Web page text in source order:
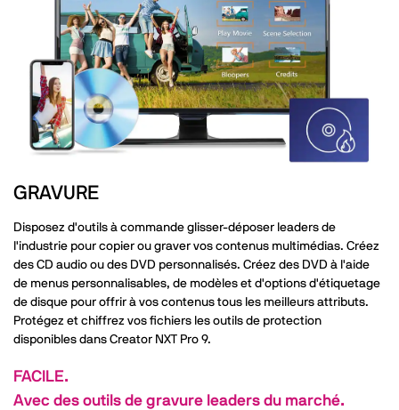
GRAVURE
Disposez d'outils à commande glisser-déposer leaders de
l'industrie pour copier ou graver vos contenus multimédias. Créez
des CD audio ou des DVD personnalisés. Créez des DVD à l'aide
de menus personnalisables, de modèles et d'options d'étiquetage
de disque pour offrir à vos contenus tous les meilleurs attributs.
Protégez et chiffrez vos fichiers les outils de protection
disponibles dans Creator NXT Pro 9.
FACILE.
Avec des outils de gravure leaders du marché.